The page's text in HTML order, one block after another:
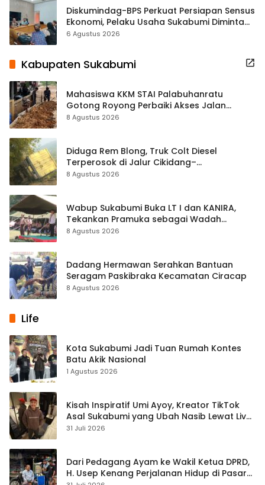
Diskumindag-BPS Perkuat Persiapan Sensus
Ekonomi, Pelaku Usaha Sukabumi Diminta
Terbuka Beri Data
6 Agustus 2026
Kabupaten Sukabumi
Mahasiswa KKM STAI Palabuhanratu
Gotong Royong Perbaiki Akses Jalan
Majelis Ta’lim di Sagaranten
8 Agustus 2026
Diduga Rem Blong, Truk Colt Diesel
Terperosok di Jalur Cikidang–
Palabuhanratu
8 Agustus 2026
Wabup Sukabumi Buka LT I dan KANIRA,
Tekankan Pramuka sebagai Wadah
Pembentukan Karakter
8 Agustus 2026
Dadang Hermawan Serahkan Bantuan
Seragam Paskibraka Kecamatan Ciracap
8 Agustus 2026
Life
Kota Sukabumi Jadi Tuan Rumah Kontes
Batu Akik Nasional
1 Agustus 2026
Kisah Inspiratif Umi Ayoy, Kreator TikTok
Asal Sukabumi yang Ubah Nasib Lewat Live
Streaming
31 Juli 2026
Dari Pedagang Ayam ke Wakil Ketua DPRD,
H. Usep Kenang Perjalanan Hidup di Pasar